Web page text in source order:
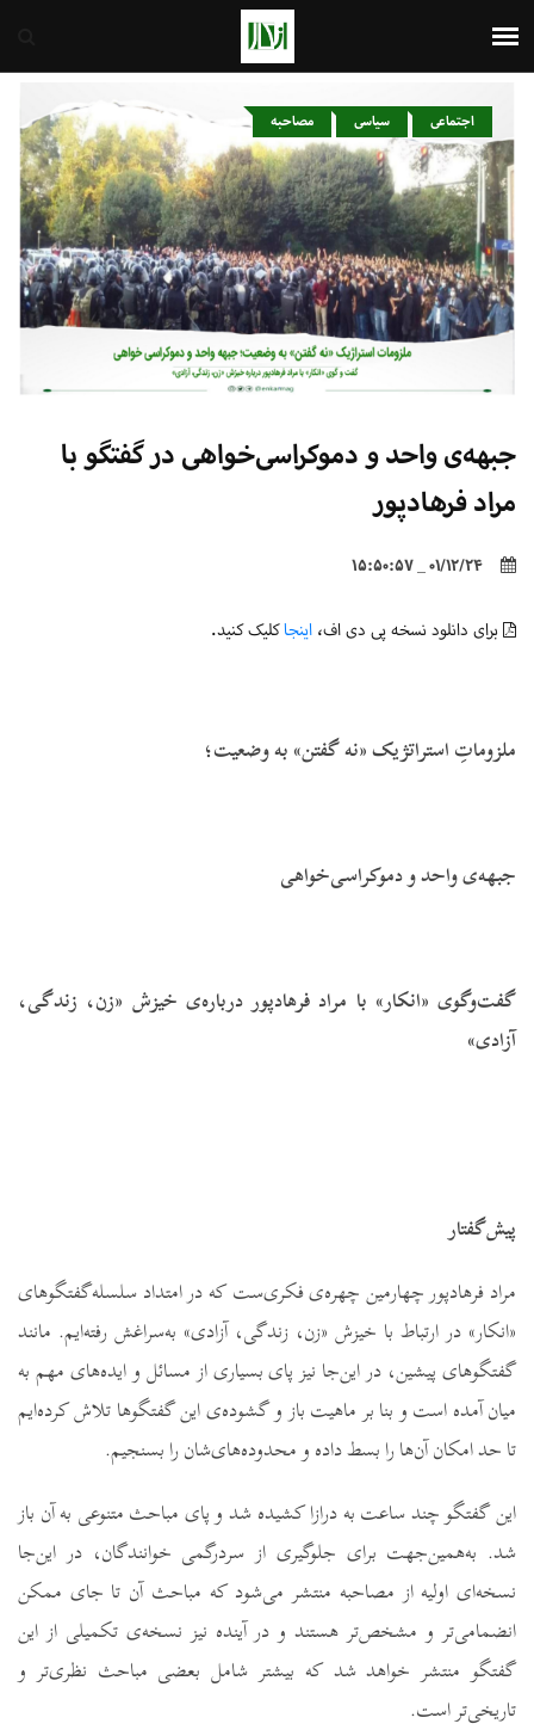
8th August 2026
اجتماعی سیاسی مصاحبه
جبهه‌ی واحد و دموکراسی‌خواهی در گفتگو با
مراد فرهادپور
01/12/24 _ 15:50:57
برای دانلود نسخه پی دی اف، اینجاکلیک کنید.
ملزوماتِ استراتژیک «نه گفتن» به وضعیت؛
جبهه‌ی واحد و دموکراسی‌خواهی
گفت‌وگوی «انکار» با مراد فرهادپور درباره‌ی خیزش «زن، زندگی،
آزادی»
پیش‌گفتار
مراد فرهادپور چهارمین چهره‌ی فکری‌ست که در امتداد سلسله‌گفتگو‌های
«انکار» در ارتباط با خیزش «زن، زندگی، آزادی» به‌سراغش رفته‌ایم. مانند
گفتگوهای پیشین، در این‌جا نیز پای بسیاری از مسائل و ایده‌های مهم به
میان آمده است و بنا بر ماهیت باز و گشوده‌ی این گفتگوها تلاش کرده‌ایم
تا حد امکان آن‌ها را بسط داده و محدوده‌های‌شان را بسنجیم.
این گفتگو چند ساعت به درازا کشیده شد و پای مباحث متنوعی به آن باز
شد. به‌همین‌جهت برای جلوگیری از سردرگمی خوانندگان، در این‌جا
نسخه‌ای اولیه از مصاحبه منتشر می‌شود که مباحث آن تا جای ممکن
انضمامی‌تر و مشخص‌تر هستند و در آینده نیز نسخه‌ی تکمیلی از این
گفتگو منتشر خواهد شد که بیشتر شامل بعضی مباحث نظری‌تر و
تاریخی‌تر است.